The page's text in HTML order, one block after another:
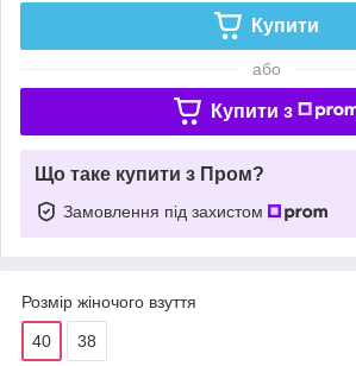
Купити
або
Купити з
Що таке купити з Пром?
Замовлення під захистом
Розмір жіночого взуття
40 38